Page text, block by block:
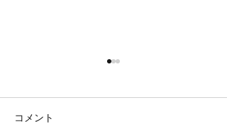
本日の釣果 マダイ ０枚 他、
サバ コメント 最後まで辛抱
コメント